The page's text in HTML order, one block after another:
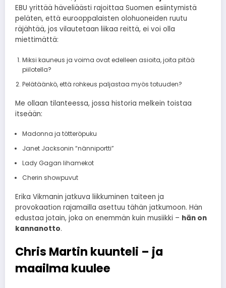
EBU yrittää häveliäästi rajoittaa Suomen esiintymistä
peläten, että eurooppalaisten olohuoneiden ruutu
räjähtää, jos vilautetaan liikaa reittä, ei voi olla
miettimättä:
Miksi kauneus ja voima ovat edelleen asioita, joita pitää
piilotella?
Pelätäänkö, että rohkeus paljastaa myös totuuden?
Me ollaan tilanteessa, jossa historia melkein toistaa
itseään:
Madonna ja tötteröpuku
Janet Jacksonin “nänniportti”
Lady Gagan lihamekot
Cherin showpuvut
Erika Vikmanin jatkuva liikkuminen taiteen ja
provokaation rajamailla asettuu tähän jatkumoon. Hän
edustaa jotain, joka on enemmän kuin musiikki – hän on
kannanotto.
Chris Martin kuunteli – ja
maailma kuulee